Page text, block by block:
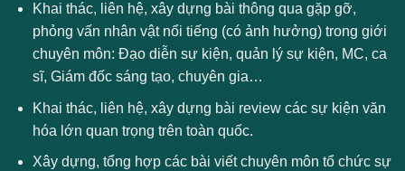
Khai thác, liên hệ, xây dựng bài thông qua gặp gỡ,
phỏng vấn nhân vật nổi tiếng (có ảnh hưởng) trong giới
chuyên môn: Đạo diễn sự kiện, quản lý sự kiện, MC, ca
sĩ, Giám đốc sáng tạo, chuyên gia…
Khai thác, liên hệ, xây dựng bài review các sự kiện văn
hóa lớn quan trọng trên toàn quốc.
Xây dựng, tổng hợp các bài viết chuyên môn tổ chức sự